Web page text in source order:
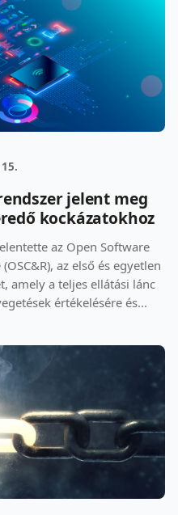
jelent meg
kockázatokhoz
az Open Software
az első és egyetlen
amely a teljes ellátási lánc
értékelésére és...